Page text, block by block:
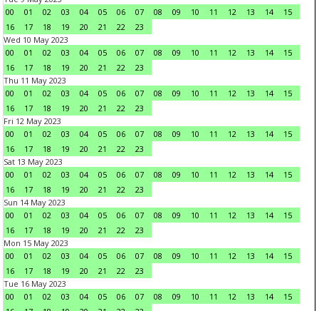
00
01 02 03 04 05 06 07 08 09 10 11 12 13 14
15
16
17 18 19 20 21 22
23
Wed 10 May 2023
00
01 02 03 04 05 06 07 08 09 10 11 12 13 14
15
16
17 18 19 20 21 22
23
Thu 11 May 2023
00
01 02 03 04 05 06 07 08 09 10 11 12 13 14
15
16
17 18 19 20 21 22
23
Fri 12 May 2023
00
01 02 03 04 05 06 07 08 09 10 11 12 13 14
15
16
17 18 19 20 21 22
23
Sat 13 May 2023
00
01 02 03 04 05 06 07 08 09 10 11 12 13 14
15
16
17 18 19 20 21 22
23
Sun 14 May 2023
00
01 02 03 04 05 06 07 08 09 10 11 12 13 14
15
16
17 18 19 20 21 22
23
Mon 15 May 2023
00
01 02 03 04 05 06 07 08 09 10 11 12 13 14
15
16
17 18 19 20 21 22
23
Tue 16 May 2023
00
01 02 03 04 05 06 07 08 09 10 11 12 13 14
15